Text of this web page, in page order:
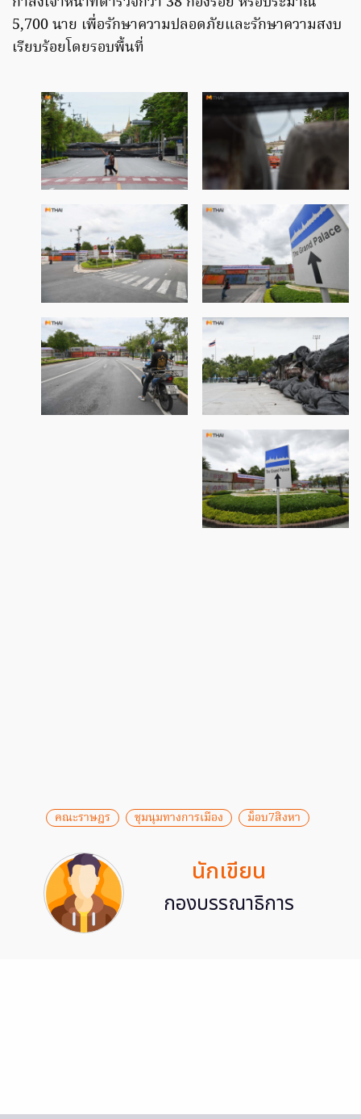
5,700 นาย เพื่อรักษาความปลอดภัยและรักษาความสงบ
เรียบร้อยโดยรอบพื้นที่
คณะราษฎร ชุมนุมทางการเมือง ม็อบ7สิงหา
นักเขียน
กองบรรณาธิการ